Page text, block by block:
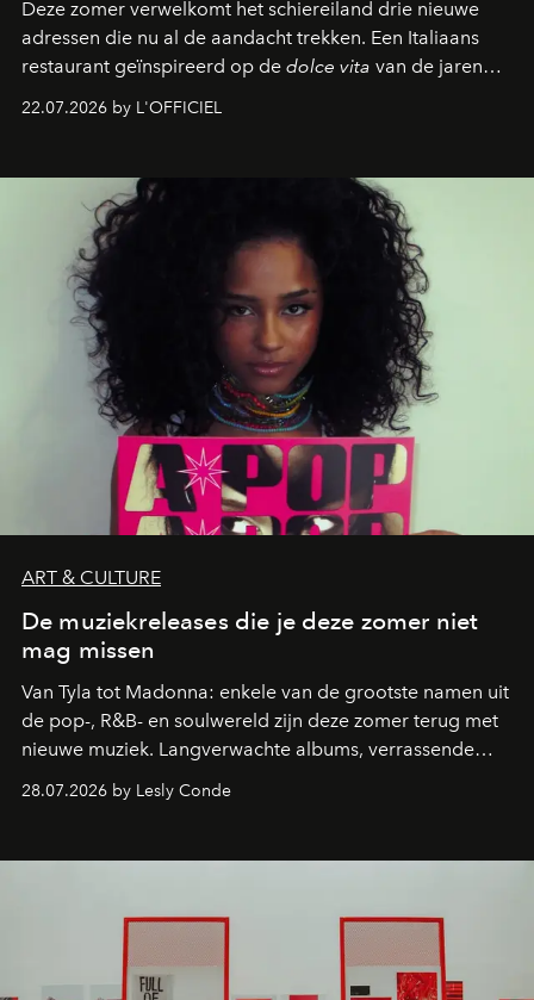
Deze zomer verwelkomt het schiereiland drie nieuwe
adressen die nu al de aandacht trekken. Een Italiaans
restaurant geïnspireerd op de dolce vita van de jaren
zestig, een Japanse hotspot die na zonsondergang
verandert in een bruisende ontmoetingsplek en de
neerstrijkt in Saint-Tropez. Dit zijn de nieuwe adressen
die deze zomer de toon zetten, van lange lunches tot
zwoele nachten.
22.07.2026 by L'OFFICIEL
ART & CULTURE
De muziekreleases die je deze zomer niet
mag missen
Van Tyla tot Madonna: enkele van de grootste namen uit
de pop-, R&B- en soulwereld zijn deze zomer terug met
nieuwe muziek. Langverwachte albums, verrassende
comebacks en veelbelovende nieuwe projecten: dit zijn
de releases die je niet mag missen.
28.07.2026 by Lesly Conde